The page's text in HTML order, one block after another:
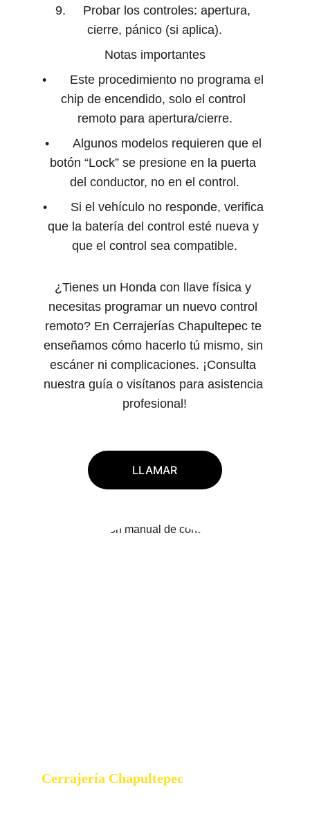
9. 	Probar los controles: apertura,
cierre, pánico (si aplica).
Notas importantes
• 	Este procedimiento no programa el
chip de encendido, solo el control
remoto para apertura/cierre.
• 	Algunos modelos requieren que el
botón “Lock” se presione en la puerta
del conductor, no en el control.
• 	Si el vehículo no responde, verifica
que la batería del control esté nueva y
que el control sea compatible.
¿Tienes un Honda con llave física y
necesitas programar un nuevo control
remoto? En Cerrajerías Chapultepec te
enseñamos cómo hacerlo tú mismo, sin
escáner ni complicaciones. ¡Consulta
nuestra guía o visítanos para asistencia
profesional!
LLAMAR
Cerrajería Chapultepec